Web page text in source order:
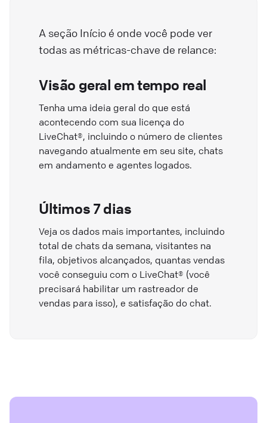
A seção Início é onde você pode ver
todas as métricas-chave de relance:
Visão geral em tempo real
Tenha uma ideia geral do que está
acontecendo com sua licença do
LiveChat®, incluindo o número de clientes
navegando atualmente em seu site, chats
em andamento e agentes logados.
Últimos 7 dias
Veja os dados mais importantes, incluindo
total de chats da semana, visitantes na
fila, objetivos alcançados, quantas vendas
você conseguiu com o LiveChat® (você
precisará habilitar um rastreador de
vendas para isso), e satisfação do chat.